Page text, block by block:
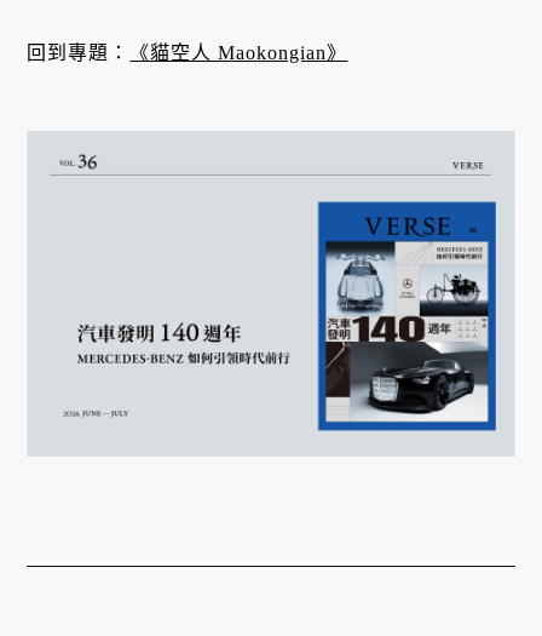
回到專題： 《貓空人 Maokongian》